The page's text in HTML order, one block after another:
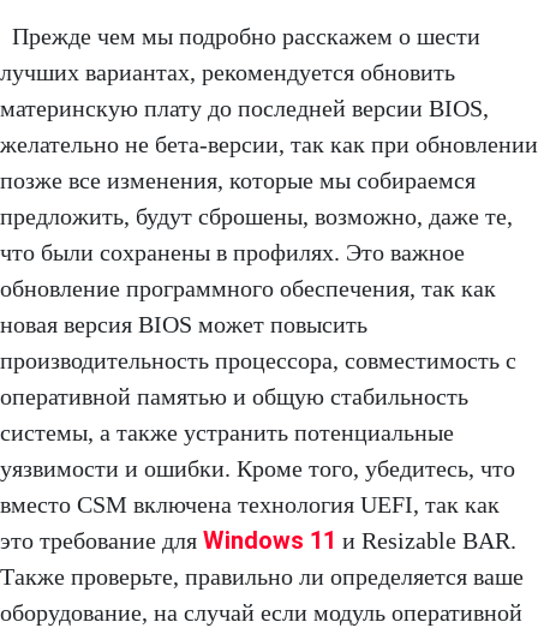
Прежде чем мы подробно расскажем о шести
лучших вариантах, рекомендуется обновить
материнскую плату до последней версии BIOS,
желательно не бета-версии, так как при обновлении
позже все изменения, которые мы собираемся
предложить, будут сброшены, возможно, даже те,
что были сохранены в профилях. Это важное
обновление программного обеспечения, так как
новая версия BIOS может повысить
производительность процессора, совместимость с
оперативной памятью и общую стабильность
системы, а также устранить потенциальные
уязвимости и ошибки. Кроме того, убедитесь, что
вместо CSM включена технология UEFI, так как
это требование для Windows 11 и Resizable BAR.
Также проверьте, правильно ли определяется ваше
оборудование, на случай если модуль оперативной